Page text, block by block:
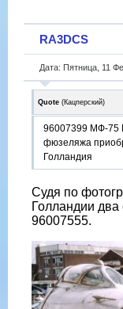
RA3DCS
Дата: Пятница, 11
Quote (Кацперский)
96007399 МФ-75
фюзеляжа
Голландия
Судя по
Голландии
96007555.